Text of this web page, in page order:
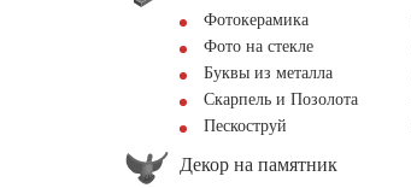
Фотокерамика
Фото на стекле
Буквы из металла
Скарпель и Позолота
Пескоструй
Декор на памятник